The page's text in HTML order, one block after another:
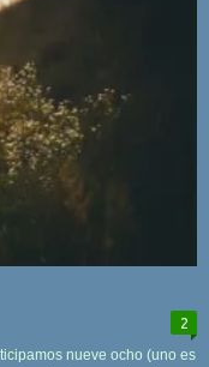
2
nueve ocho (uno es